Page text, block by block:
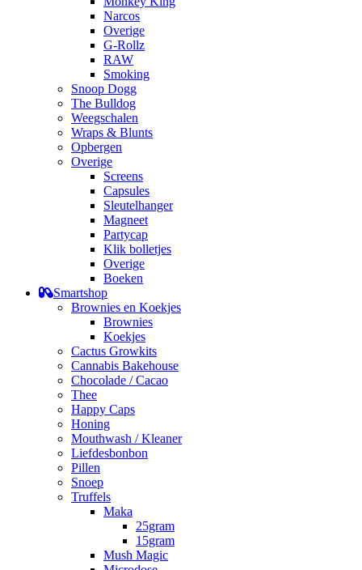
Narcos
Overige
G-Rollz
RAW
Smoking
Snoop Dogg
The Bulldog
Weegschalen
Wraps & Blunts
Opbergen
Overige
Screens
Capsules
Sleutelhanger
Magneet
Partycap
Klik bolletjes
Overige
Boeken
Smartshop
Brownies en Koekjes
Brownies
Koekjes
Cactus Growkits
Cannabis Bakehouse
Chocolade / Cacao
Thee
Happy Caps
Honing
Mouthwash / Kleaner
Liefdesbonbon
Pillen
Snoep
Truffels
Maka
25gram
15gram
Mush Magic